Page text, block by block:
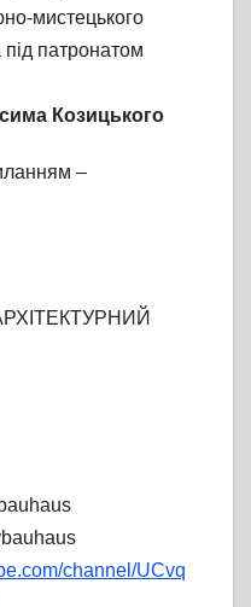
мистецького
патронатом
Козицького
–
channel/UCvq